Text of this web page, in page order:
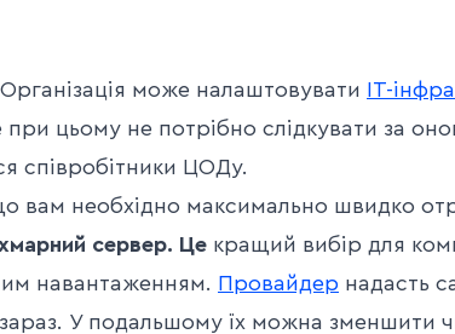
може налаштовувати IT-
при цьому не потрібно слідкувати за
співробітники ЦОДу.
вам необхідно максимально швидко
сервер. Це кращий вибір для
навантаженням. Провайдер надасть
зараз. У подальшому їх можна зменшити